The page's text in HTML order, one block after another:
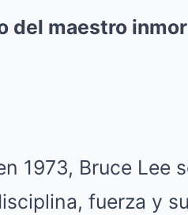
del maestro
1973, Bruce Lee
fuerza y